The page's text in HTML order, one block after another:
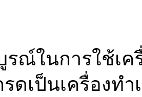
ณ์ในการใช้เค
ดเป็นเครื่องท